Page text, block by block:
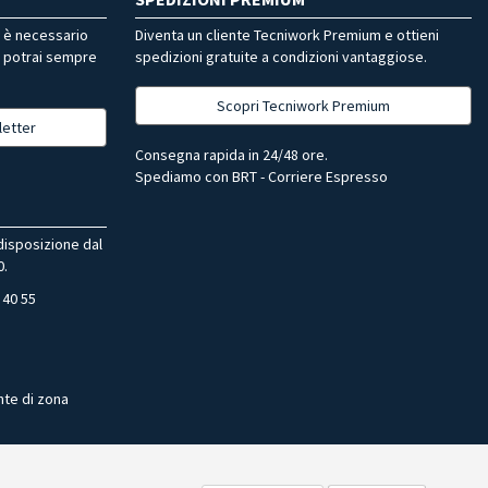
necessario
sempre
Diventa un cliente Tecniwork Premium e ottieni
spedizioni gratuite a condizioni vantaggiose.
Scopri Tecniwork Premium
Consegna rapida in 24/48 ore.
Spediamo con BRT - Corriere Espresso
dal
55
di zona